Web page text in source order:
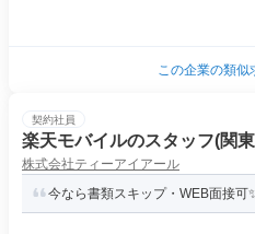
この企業の類似
契約社員
楽天モバイルのスタッフ(関
株式会社ティーアイアール
今なら書類スキップ・WEB面接可